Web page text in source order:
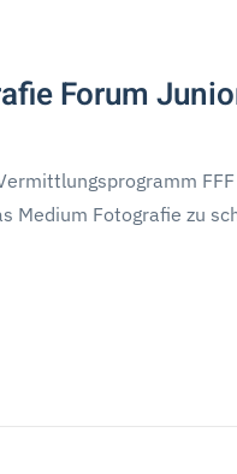
Forum
Medium Fotografie zu